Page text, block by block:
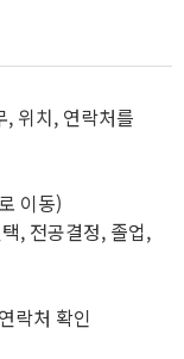
위치, 연락처를
이동)
, 전공결정, 졸업,
락처 확인